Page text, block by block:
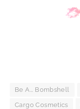
Be A... Bombshell
Cargo Cosmetics